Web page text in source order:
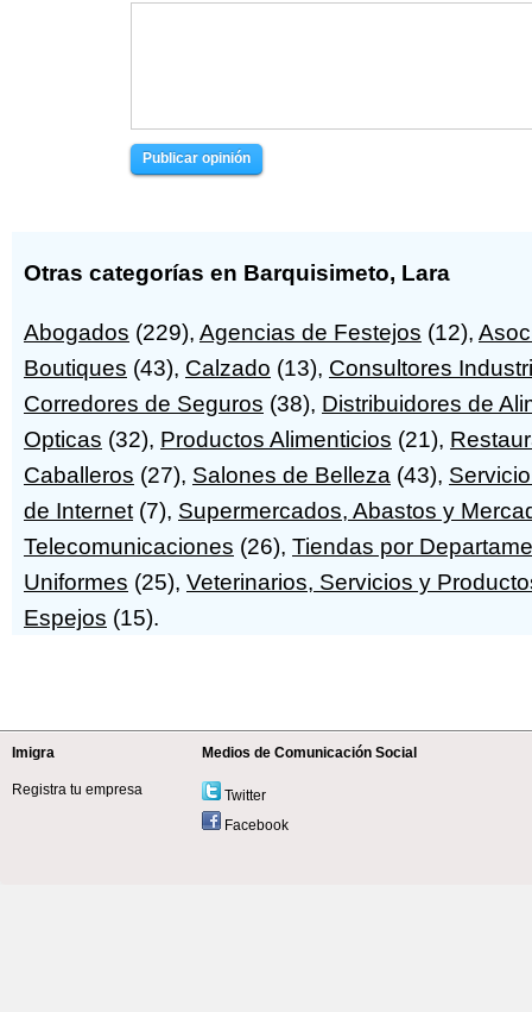
Publicar opinión
Otras categorías en Barquisimeto, Lara
Abogados (229), Agencias de Festejos (12),
Boutiques (43), Calzado (13), Consultores
Corredores de Seguros (38), Distribuidores de
Opticas (32), Productos Alimenticios (21),
Caballeros (27), Salones de Belleza (43),
de Internet (7), Supermercados, Abastos y
Telecomunicaciones (26), Tiendas por
Uniformes (25), Veterinarios, Servicios y
Espejos (15).
Imigra
Registra tu empresa
Medios de Comunicación Social
Twitter
Facebook